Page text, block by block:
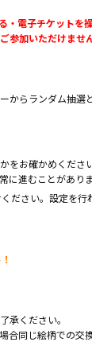
電子チケット
加いただけませ
らランダム抽選と
をお確かめください
進むことがありま
ださい。設定を
承ください。
同じ絵柄での交